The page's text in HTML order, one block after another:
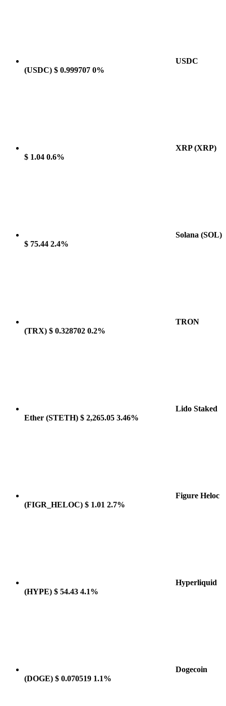
USDC
(USDC) $ 0.999707 0%
XRP(XRP)
$ 1.04 0.6%
Solana (SOL)
$ 75.44 2.4%
TRON
(TRX) $ 0.328702 0.2%
Lido Staked
Ether (STETH) $ 2,265.05 3.46%
Figure Heloc
(FIGR_HELOC) $ 1.01 2.7%
Hyperliquid
(HYPE) $ 54.43 4.1%
Dogecoin
(DOGE) $ 0.070519 1.1%